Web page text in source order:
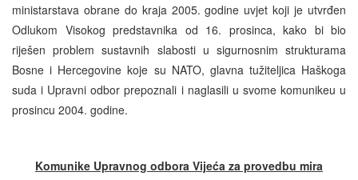
ministarstava obrane do kraja 2005. godine uvjet koji je utvrđen
Odlukom Visokog predstavnika od 16. prosinca, kako bi bio
riješen problem sustavnih slabosti u sigurnosnim strukturama
Bosne i Hercegovine koje su NATO, glavna tužiteljica Haškoga
suda i Upravni odbor prepoznali i naglasili u svome komunikeu u
prosincu 2004. godine.
Komunike Upravnog odbora Vijeća za provedbu mira